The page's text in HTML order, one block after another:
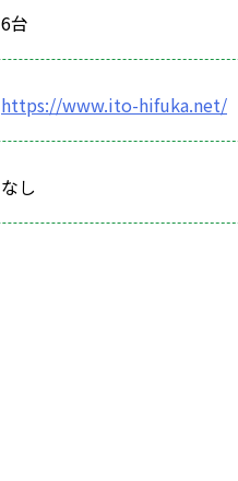
6台
https://www.ito-hifuka.net/
なし